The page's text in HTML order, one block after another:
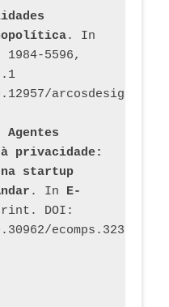
1984-5596,
Agentes
privacidade:
startup
. In E-
DOI:
ecomps.3231